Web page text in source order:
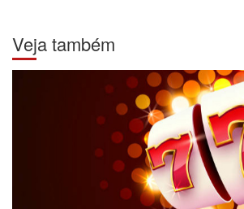
Veja também